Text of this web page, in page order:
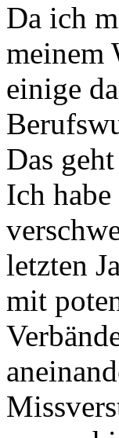
Da ich
meinem
einige
Das
Ich
letzten
mit